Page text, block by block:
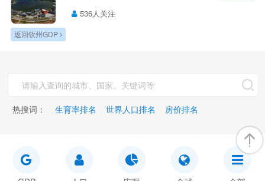
536人关注
返回钦州GDP
热搜词： 生育率排名 世界人口排名 房价排名